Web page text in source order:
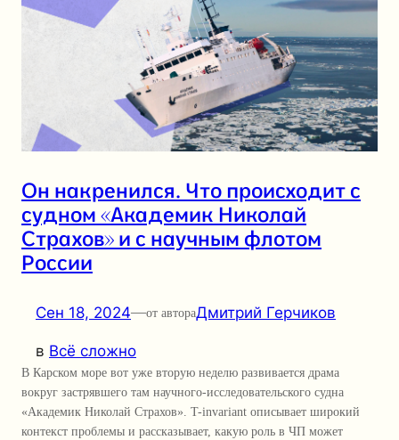
Он накренился. Что происходит с
судном «Академик Николай
Страхов» и с научным флотом
России
Сен 18, 2024—от автораДмитрий Герчиков
в Всё сложно
В Карском море вот уже вторую неделю развивается драма
вокруг застрявшего там научного-исследовательского судна
«Академик Николай Страхов». T-invariant описывает широкий
контекст проблемы и рассказывает, какую роль в ЧП может